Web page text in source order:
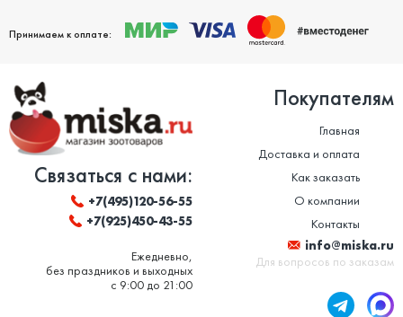
и ветеринарные препараты. Вся продукция, представленная в
нашем магазине, сертифицирована и соответствует высоким
стандартам качества.
Принимаем к оплате:
Связаться с нами:
+7(495)120-56-55
+7(925)450-43-55
Ежедневно,
без праздников и выходных
с 9:00 до 21:00
Покупателям
Главная
Доставка и оплата
Как заказать
О компании
Контакты
info@miska.ru
Для вопросов по заказам